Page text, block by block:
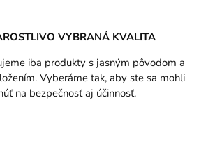
VYBRANÁ KVALITA
iba produkty s jasným pôvodom a
Vyberáme tak, aby ste sa mohli
na bezpečnosť aj účinnosť.